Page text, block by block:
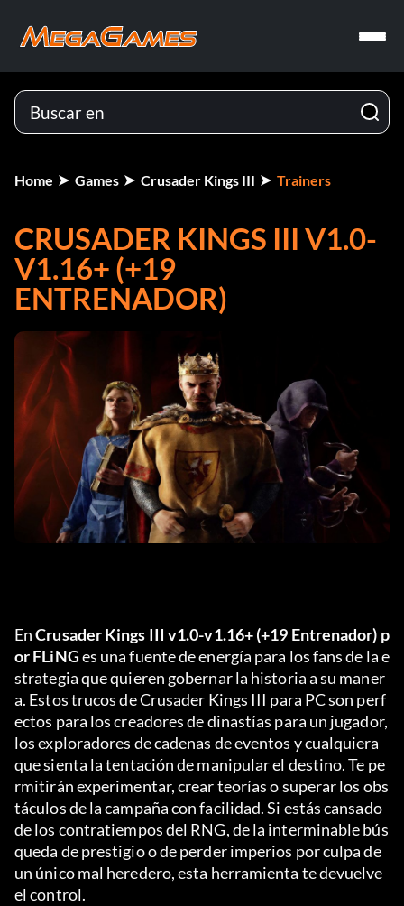
Home Games Crusader Kings III Trainers
CRUSADER KINGS III V1.0-
V1.16+ (+19
ENTRENADOR)
En Crusader Kings III v1.0-v1.16+ (+19 Entrenador) p
or FLiNG es una fuente de energía para los fans de la e
strategia que quieren gobernar la historia a su maner
a. Estos trucos de Crusader Kings III para PC son perf
ectos para los creadores de dinastías para un jugador,
los exploradores de cadenas de eventos y cualquiera
que sienta la tentación de manipular el destino. Te pe
rmitirán experimentar, crear teorías o superar los obs
táculos de la campaña con facilidad. Si estás cansado
de los contratiempos del RNG, de la interminable bús
queda de prestigio o de perder imperios por culpa de
un único mal heredero, esta herramienta te devuelve
el control.